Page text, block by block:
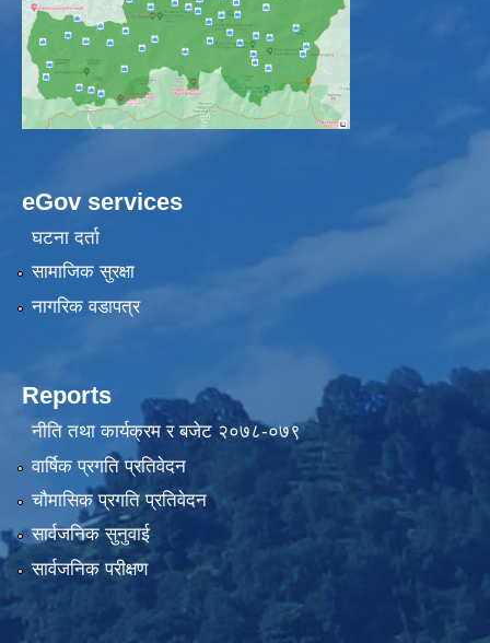
eGov services
घटना दर्ता
सामाजिक सुरक्षा
नागरिक वडापत्र
Reports
नीति तथा कार्यक्रम र बजेट २०७८-०७९
वार्षिक प्रगति प्रतिवेदन
चौमासिक प्रगति प्रतिवेदन
सार्वजनिक सुनुवाई
सार्वजनिक परीक्षण